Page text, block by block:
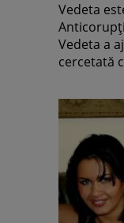
Vedeta
Vedeta a
cercetată